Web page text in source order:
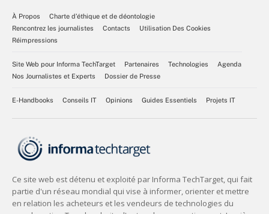
À Propos
Charte d’éthique et de déontologie
Rencontrez les journalistes
Contacts
Utilisation Des Cookies
Réimpressions
Site Web pour Informa TechTarget Partenaires Technologies
Agenda
Nos Journalistes et Experts
Dossier de Presse
E-Handbooks Conseils IT Opinions Guides Essentiels Projets IT